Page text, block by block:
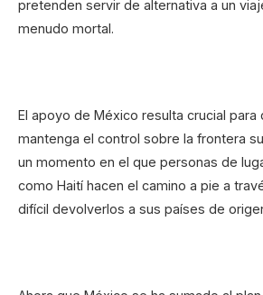
pretenden servir de alternativa a un
menudo mortal.
El apoyo de México resulta crucial para
mantenga el control sobre la frontera
un momento en el que personas de
como Haití hacen el camino a pie a
difícil devolverlos a sus países de